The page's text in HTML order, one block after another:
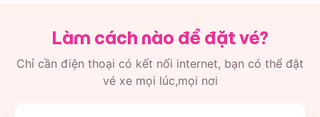
Làm cách nào để đặt vé?
Chỉ cần điện thoại có kết nối internet, bạn có thể đặt
vé xe mọi lúc,mọi nơi